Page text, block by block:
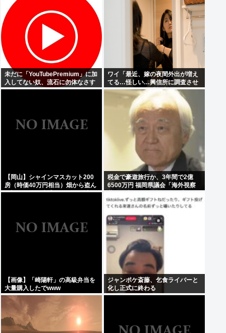
未だに「YouTubePremium」に加
入してない奴、流石に勿体なさす
ぎるwww
ワイ「最近、嫁の夜間外出が増え
てる…怪しい…興信所に調査させ
たろ！」興信所「報告します」⇒
結果www
【岡山】シャインマスカット200
房（時価40万円相当）畑から盗ん
だ疑いで男を逮捕 ネットで販売
税金で豪遊旅行か、3年間で2億
6500万円 福岡県議会「海外視察
【画像】「崎陽軒」の高級弁当を
大量購入したでwww
ジャンポケ斎藤、乞食ライバーと
化し正式に終わる